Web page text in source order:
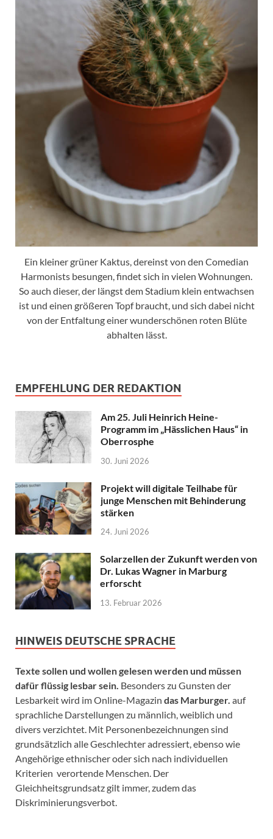
Ein kleiner grüner Kaktus, dereinst von den Comedian
Harmonists besungen, findet sich in vielen Wohnungen.
So auch dieser, der längst dem Stadium klein entwachsen
ist und einen größeren Topf braucht, und sich dabei nicht
von der Entfaltung einer wunderschönen roten Blüte
abhalten lässt.
EMPFEHLUNG DER REDAKTION
Am 25. Juli Heinrich Heine-
Programm im „Hässlichen Haus“ in
Oberrosphe
30. Juni 2026
Projekt will digitale Teilhabe für
junge Menschen mit Behinderung
stärken
24. Juni 2026
Solarzellen der Zukunft werden von
Dr. Lukas Wagner in Marburg
erforscht
13. Februar 2026
HINWEIS DEUTSCHE SPRACHE
Texte sollen und wollen gelesen werden und müssen
dafür flüssig lesbar sein. Besonders zu Gunsten der
Lesbarkeit wird im Online-Magazin das Marburger. auf
sprachliche Darstellungen zu männlich, weiblich und
divers verzichtet. Mit Personenbezeichnungen sind
grundsätzlich alle Geschlechter adressiert, ebenso wie
Angehörige ethnischer oder sich nach individuellen
Kriterien verortende Menschen. Der
Gleichheitsgrundsatz gilt immer, zudem das
Diskriminierungsverbot.